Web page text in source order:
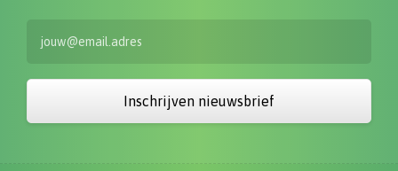
Inschrijven nieuwsbrief